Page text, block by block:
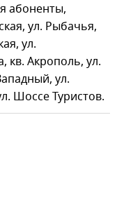
абоненты,
ул. Рыбачья,
ул.
кв. Акрополь, ул.
ул.
Шоссе Туристов.